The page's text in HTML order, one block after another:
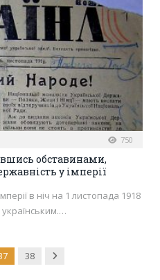
750
обставинами,
у імперії
в ніч на 1 листопада 1918
38 Next